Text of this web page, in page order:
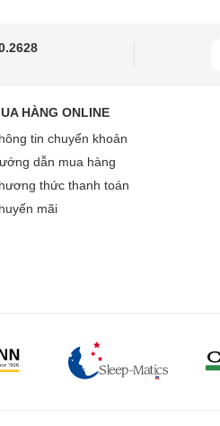
HÀNG ONLINE
tin chuyển khoản
dẫn mua hàng
thức thanh toán
mãi